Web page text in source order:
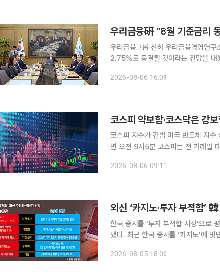
우리금융硏 "8월 기준금리
우리금융그룹 산하 우리금융경영연
2.75%로 동결될 것이라는 전망을 내놨다. 연구소는 이날 보고서에서 "(금통위가) 7
를 현 수준에서 유지할 것"이라고 밝
2026-08-06 16:09
코스피 약보합·코스닥은 강
코스피 지수가 간밤 미국 반도체 지수 하락 영향
면 오전 9시5분 코스피는 전 거래
2026-08-06 09:11
외신 ‘카지노·투자 부적합’
한국 증시를 ‘투자 부적합 시장’으로
냈다. 최근 한국 증시를 ‘카지노’에
2026-08-05 18:00